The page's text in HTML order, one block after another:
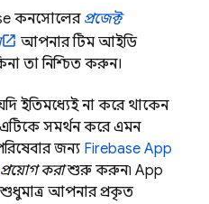
কনসোলের প্রজেক্ট
আপনার টিম আইডি
তা নিশ্চিত করুন।
ইতিমধ্যেই না করে থাকেন,
সমর্থন করে এমন
জন্য Firebase App
প্রয়োগ করাশুরু করুন৷ App
শুধুমাত্র আপনার প্রকৃত